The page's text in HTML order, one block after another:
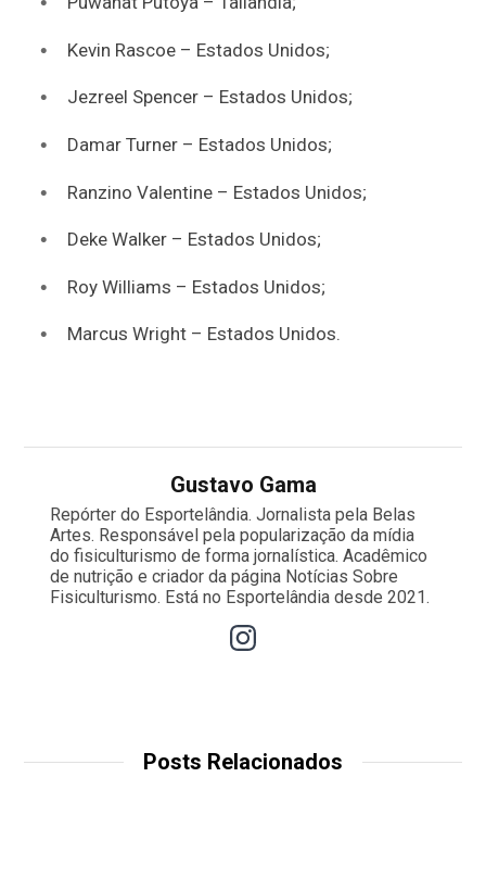
Kevin Rascoe – Estados Unidos;
Jezreel Spencer – Estados Unidos;
Damar Turner – Estados Unidos;
Ranzino Valentine – Estados Unidos;
Deke Walker – Estados Unidos;
Roy Williams – Estados Unidos;
Marcus Wright – Estados Unidos.
Gustavo Gama
Repórter do Esportelândia. Jornalista pela Belas
Artes. Responsável pela popularização da mídia
do fisiculturismo de forma jornalística. Acadêmico
de nutrição e criador da página Notícias Sobre
Fisiculturismo. Está no Esportelândia desde 2021.
Posts Relacionados